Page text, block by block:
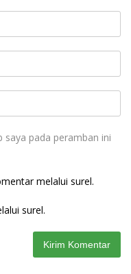
saya pada peramban ini
melalui surel.
surel.